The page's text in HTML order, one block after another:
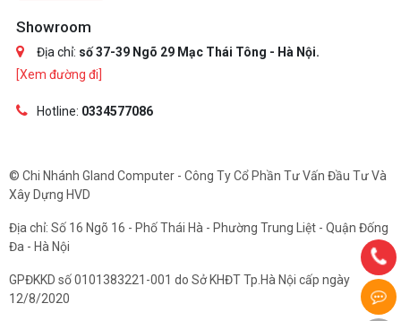
Showroom
Địa chỉ: số 37-39 Ngõ 29 Mạc Thái Tông - Hà Nội.
[Xem đường đi]
Hotline: 0334577086
© Chi Nhánh Gland Computer - Công Ty Cổ Phần Tư Vấn Đầu Tư Và
Xây Dựng HVD
Địa chỉ: Số 16 Ngõ 16 - Phố Thái Hà - Phường Trung Liệt - Quận Đống
Đa - Hà Nội
GPĐKKD số 0101383221-001 do Sở KHĐT Tp.Hà Nội cấp ngày
12/8/2020